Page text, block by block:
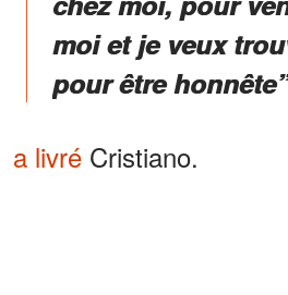
moi et je veux
pour être
a livré Cristiano.